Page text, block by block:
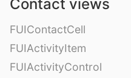
Contact views
FUIContactCell
FUIActivityItem
FUIActivityControl